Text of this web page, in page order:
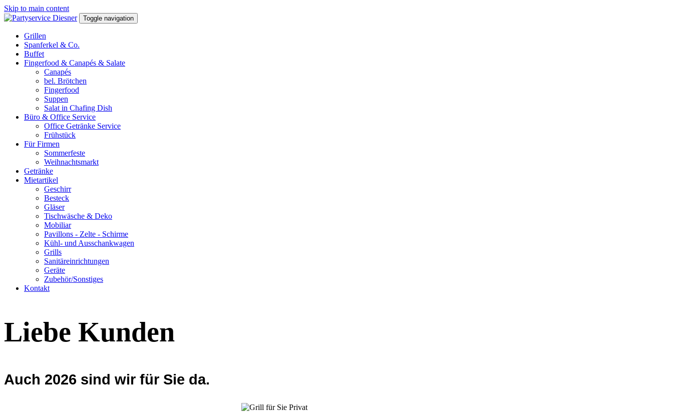
Skip to main content
Toggle navigation
Grillen
Spanferkel & Co.
Buffet
Fingerfood & Canapés & Salate
Canapés
bel. Brötchen
Fingerfood
Suppen
Salat in Chafing Dish
Büro & Office Service
Office Getränke Service
Frühstück
Für Firmen
Sommerfeste
Weihnachtsmarkt
Getränke
Mietartikel
Geschirr
Besteck
Gläser
Tischwäsche & Deko
Mobiliar
Pavillons - Zelte - Schirme
Kühl- und Ausschankwagen
Grills
Sanitäreinrichtungen
Geräte
Zubehör/Sonstiges
Kontakt
Liebe Kunden
Auch 2026 sind wir für Sie da.